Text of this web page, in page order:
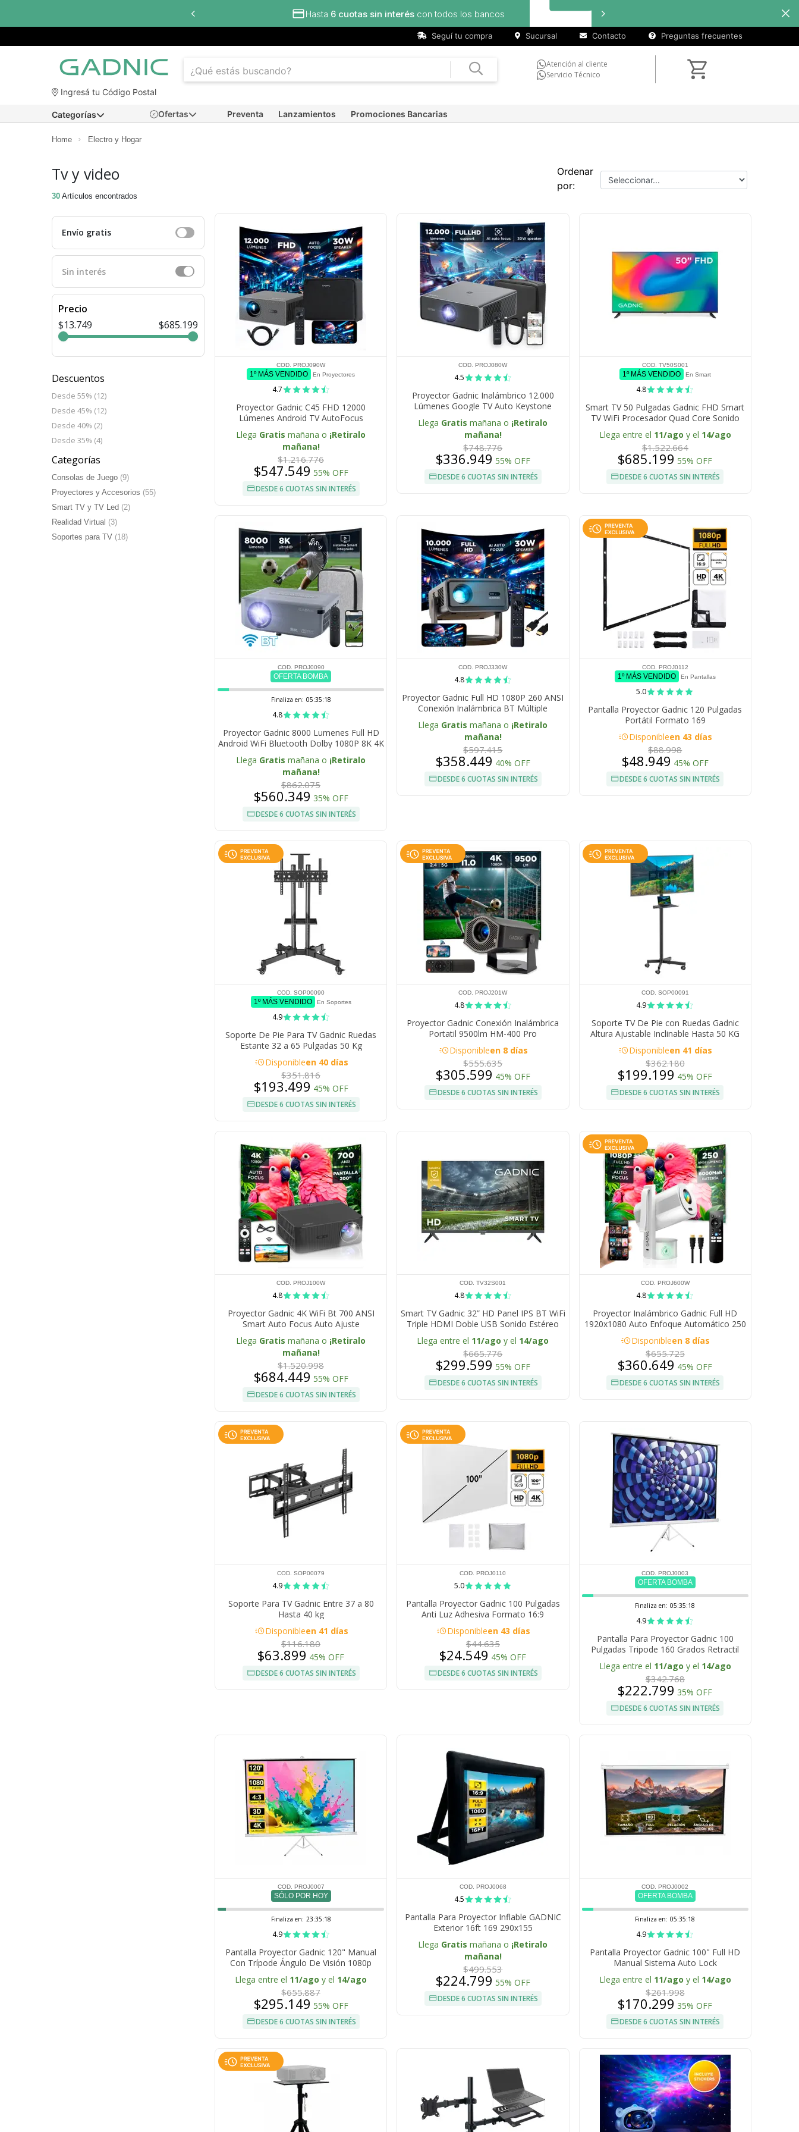
con todos los bancos
seleccionados
Seguí tu compra Sucursal Contacto Preguntas frecuentes
Atención al cliente
Servicio Técnico
Ingresá tu Código Postal
Ofertas Preventa Lanzamientos Promociones Bancarias
Categorías
Home Electro y Hogar
Tv y video
30 Artículos encontrados
Envío gratis
Sin interés
Precio
$13.749
$685.199
Descuentos
Desde 55% (12)
Desde 45% (12)
Desde 40% (2)
Desde 35% (4)
Categorías
Consolas de Juego (9)
Proyectores y Accesorios (55)
Smart TV y TV Led (2)
Realidad Virtual (3)
Soportes para TV (18)
Ordenar
por:
COD. PROJ090W
1º MÁS VENDIDO En Proyectores
4.7
Proyector Gadnic C45 FHD 12000
Lúmenes Android TV AutoFocus
AutoKeystone Bolso Transportador Cable
HDMI
Llega Gratis mañana o ¡Retiralo
mañana!
$1.216.776
$547.549 55% OFF
DESDE 6 CUOTAS SIN INTERÉS
COD. PROJ080W
4.5
Proyector Gadnic Inalámbrico 12.000
Lúmenes Google TV Auto Keystone
AutoFocus WiFi BT
Llega Gratis mañana o ¡Retiralo
mañana!
$748.776
$336.949 55% OFF
DESDE 6 CUOTAS SIN INTERÉS
COD. TV50S001
1º MÁS VENDIDO En Smart
4.8
Smart TV 50 Pulgadas Gadnic FHD Smart
TV WiFi Procesador Quad Core Sonido
Estéreo 20W
Llega entre el 11/ago y el 14/ago
$1.522.664
$685.199 55% OFF
DESDE 6 CUOTAS SIN INTERÉS
COD. PROJ0090
OFERTA BOMBA
Finaliza en: 05:35:17
4.8
Proyector Gadnic 8000 Lumenes Full HD
Android WiFi Bluetooth Dolby 1080P 8K 4K
Llega Gratis mañana o ¡Retiralo
mañana!
$862.075
$560.349 35% OFF
DESDE 6 CUOTAS SIN INTERÉS
COD. PROJ330W
4.8
Proyector Gadnic Full HD 1080P 260 ANSI
Conexión Inalámbrica BT Múltiple
Conectividad
Llega Gratis mañana o ¡Retiralo
mañana!
$597.415
$358.449 40% OFF
DESDE 6 CUOTAS SIN INTERÉS
COD. PROJ0112
1º MÁS VENDIDO En Pantallas
5.0
Pantalla Proyector Gadnic 120 Pulgadas
Portátil Formato 169
acuteDisponibleen 43 días
$88.998
$48.949 45% OFF
DESDE 6 CUOTAS SIN INTERÉS
COD. SOP00090
1º MÁS VENDIDO En Soportes
4.9
Soporte De Pie Para TV Gadnic Ruedas
Estante 32 a 65 Pulgadas 50 Kg
acuteDisponibleen 40 días
$351.816
$193.499 45% OFF
DESDE 6 CUOTAS SIN INTERÉS
COD. PROJ201W
4.8
Proyector Gadnic Conexión Inalámbrica
Portatil 9500lm HM-400 Pro
acuteDisponibleen 8 días
$555.635
$305.599 45% OFF
DESDE 6 CUOTAS SIN INTERÉS
COD. SOP00091
4.9
Soporte TV De Pie con Ruedas Gadnic
Altura Ajustable Inclinable Hasta 50 KG
acuteDisponibleen 41 días
$362.180
$199.199 45% OFF
DESDE 6 CUOTAS SIN INTERÉS
COD. PROJ100W
4.8
Proyector Gadnic 4K WiFi Bt 700 ANSI
Smart Auto Focus Auto Ajuste
Llega Gratis mañana o ¡Retiralo
mañana!
$1.520.998
$684.449 55% OFF
DESDE 6 CUOTAS SIN INTERÉS
COD. TV32S001
4.8
Smart TV Gadnic 32” HD Panel IPS BT WiFi
Triple HDMI Doble USB Sonido Estéreo
Llega entre el 11/ago y el 14/ago
$665.776
$299.599 55% OFF
DESDE 6 CUOTAS SIN INTERÉS
COD. PROJ600W
4.8
Proyector Inalámbrico Gadnic Full HD
1920x1080 Auto Enfoque Automático 250
ANSI Lumenes
acuteDisponibleen 8 días
$655.725
$360.649 45% OFF
DESDE 6 CUOTAS SIN INTERÉS
COD. SOP00079
4.9
Soporte Para TV Gadnic Entre 37 a 80
Hasta 40 kg
acuteDisponibleen 41 días
$116.180
$63.899 45% OFF
DESDE 6 CUOTAS SIN INTERÉS
COD. PROJ0110
5.0
Pantalla Proyector Gadnic 100 Pulgadas
Anti Luz Adhesiva Formato 16:9
acuteDisponibleen 43 días
$44.635
$24.549 45% OFF
DESDE 6 CUOTAS SIN INTERÉS
COD. PROJ0003
OFERTA BOMBA
Finaliza en: 05:35:17
4.9
Pantalla Para Proyector Gadnic 100
Pulgadas Tripode 160 Grados Retractil
Auto Lock Alta Estabilidad
Llega entre el 11/ago y el 14/ago
$342.768
$222.799 35% OFF
DESDE 6 CUOTAS SIN INTERÉS
COD. PROJ0007
SÓLO POR HOY
Finaliza en: 23:35:17
4.9
Pantalla Proyector Gadnic 120" Manual
Con Trípode Ángulo De Visión 1080p
Llega entre el 11/ago y el 14/ago
$655.887
$295.149 55% OFF
DESDE 6 CUOTAS SIN INTERÉS
COD. PROJ0068
4.5
Pantalla Para Proyector Inflable GADNIC
Exterior 16ft 169 290x155
Llega Gratis mañana o ¡Retiralo
mañana!
$499.553
$224.799 55% OFF
DESDE 6 CUOTAS SIN INTERÉS
COD. PROJ0002
OFERTA BOMBA
Finaliza en: 05:35:17
4.9
Pantalla Proyector Gadnic 100" Full HD
Manual Sistema Auto Lock
Llega entre el 11/ago y el 14/ago
$261.998
$170.299 35% OFF
DESDE 6 CUOTAS SIN INTERÉS